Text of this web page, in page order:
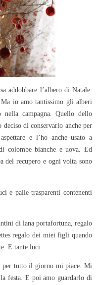
addobbare l’albero di Natale.
io amo tantissimo gli alberi
campagna. Quello dello
di conservarlo anche per
e l’ho anche usato a
colombe bianche e uova. Ed
del recupero e ogni volta sono
e palle trasparenti contenenti
di lana portafortuna, regalo
regalo dei miei figli quando
E tante luci.
per tutto il giorno mi piace. Mi
festa. E poi amo guardarlo di